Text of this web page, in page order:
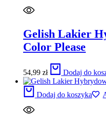
Gelish Lakier
Color Please
54,99 zł Dodaj do
Dodaj do koszyka